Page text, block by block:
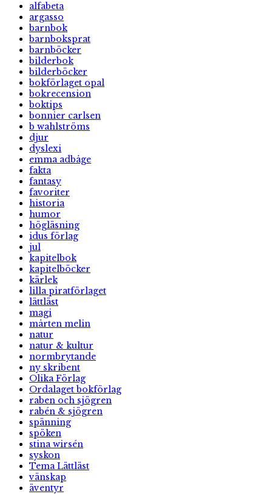
alfabeta
argasso
barnbok
barnboksprat
barnböcker
bilderbok
bilderböcker
bokförlaget opal
bokrecension
boktips
bonnier carlsen
b wahlströms
djur
dyslexi
emma adbåge
fakta
fantasy
favoriter
historia
humor
högläsning
idus förlag
jul
kapitelbok
kapitelböcker
kärlek
lilla piratförlaget
lättläst
magi
mårten melin
natur
natur & kultur
normbrytande
ny skribent
Olika Förlag
Ordalaget bokförlag
raben och sjögren
rabén & sjögren
spänning
spöken
stina wirsén
syskon
Tema Lättläst
vänskap
äventyr